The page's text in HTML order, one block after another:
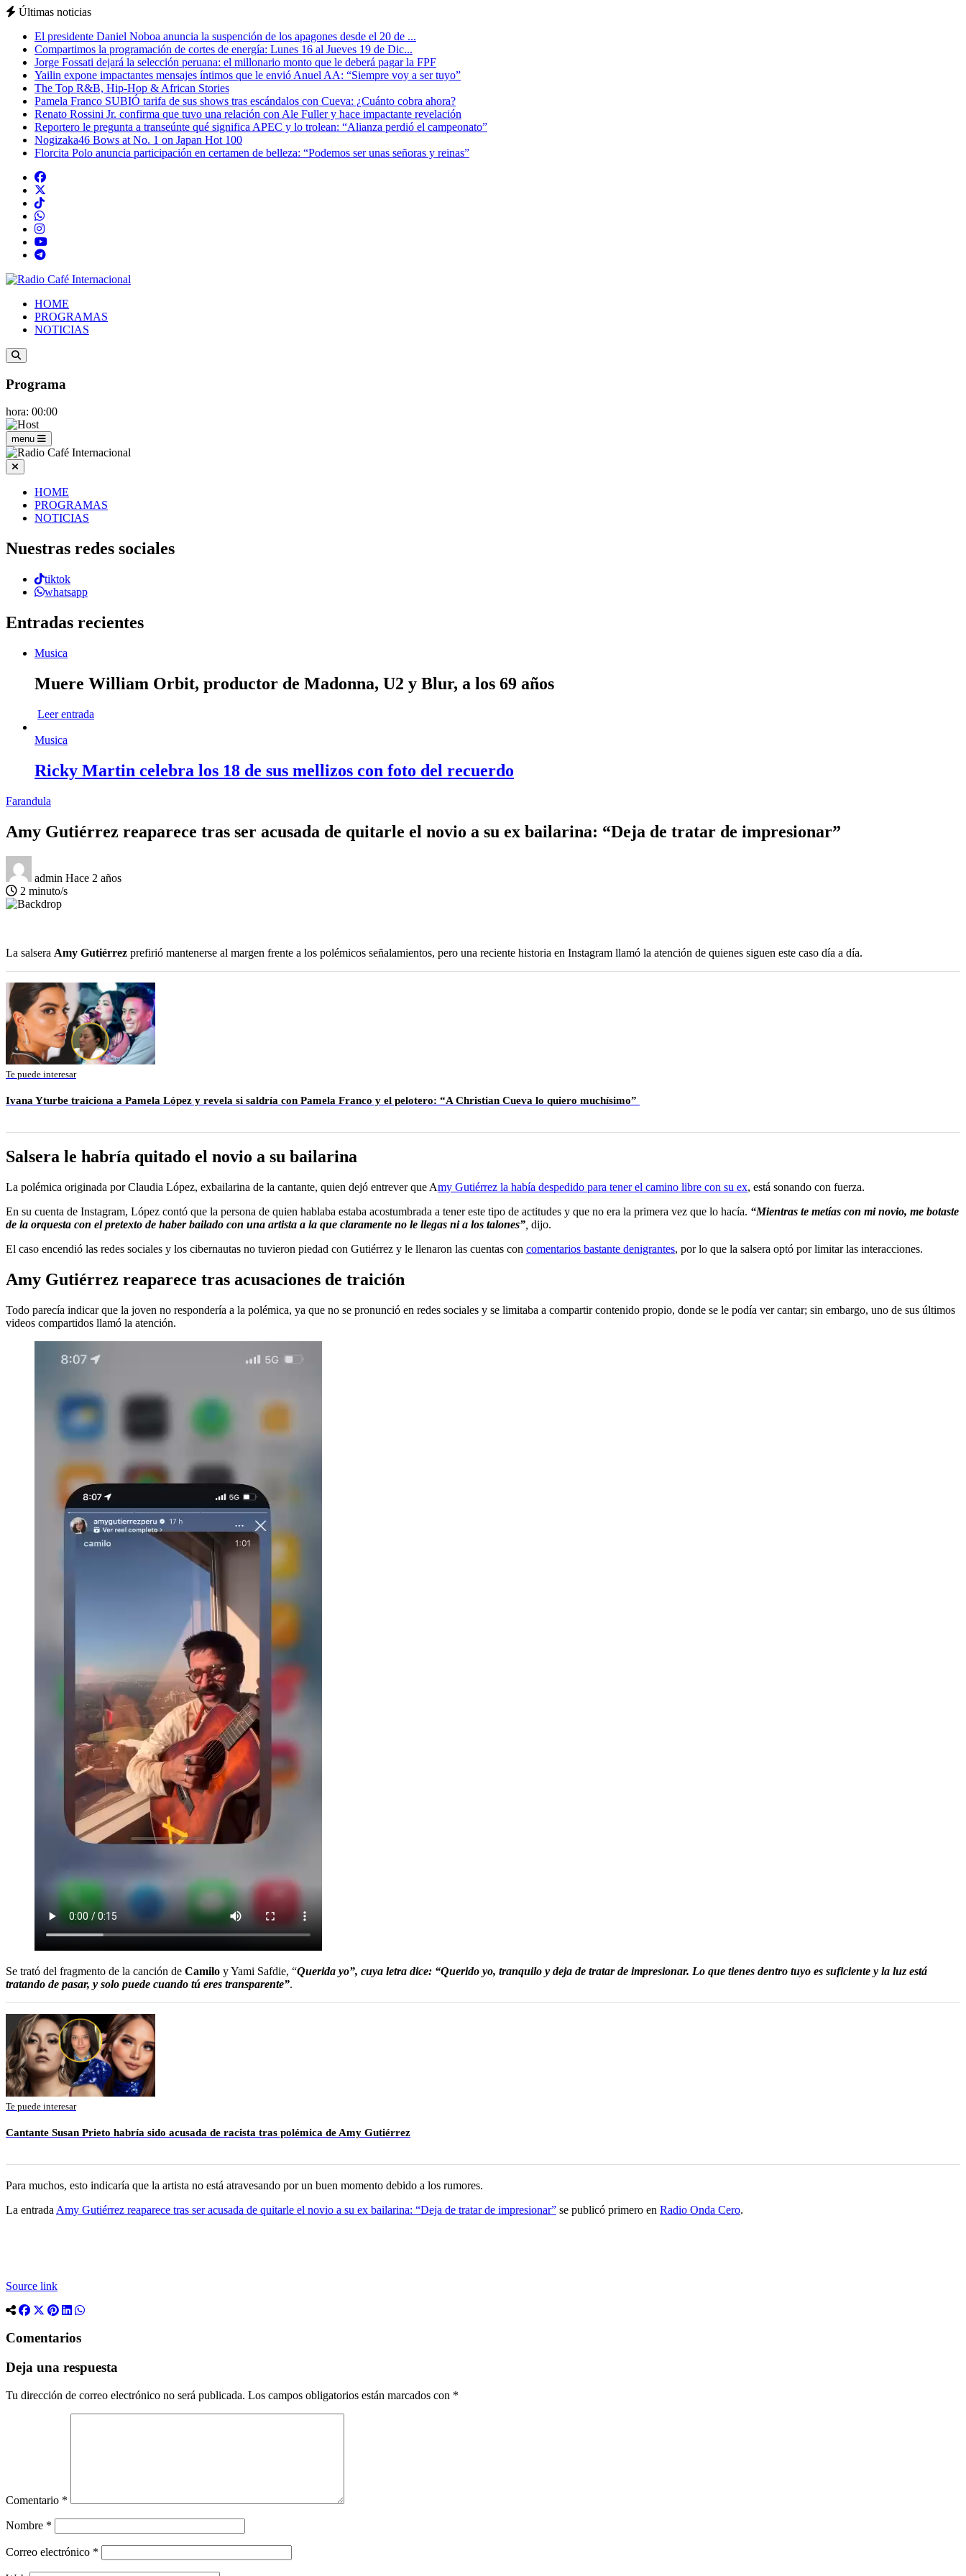
Últimas noticias
El presidente Daniel Noboa anuncia la suspención de los apagones desde el 20 de ...
Compartimos la programación de cortes de energía: Lunes 16 al Jueves 19 de Dic...
Jorge Fossati dejará la selección peruana: el millonario monto que le deberá pagar la FPF
Yailin expone impactantes mensajes íntimos que le envió Anuel AA: “Siempre voy a ser tuyo”
The Top R&B, Hip-Hop & African Stories
Pamela Franco SUBIÓ tarifa de sus shows tras escándalos con Cueva: ¿Cuánto cobra ahora?
Renato Rossini Jr. confirma que tuvo una relación con Ale Fuller y hace impactante revelación
Reportero le pregunta a transeúnte qué significa APEC y lo trolean: “Alianza perdió el campeonato”
Nogizaka46 Bows at No. 1 on Japan Hot 100
Florcita Polo anuncia participación en certamen de belleza: “Podemos ser unas señoras y reinas”
HOME
PROGRAMAS
NOTICIAS
Programa
hora: 00:00
menu
HOME
PROGRAMAS
NOTICIAS
Nuestras redes sociales
tiktok
whatsapp
Entradas recientes
Musica
Muere William Orbit, productor de Madonna, U2 y Blur, a los 69 años
Leer entrada
Musica
Ricky Martin celebra los 18 de sus mellizos con foto del recuerdo
Farandula
Amy Gutiérrez reaparece tras ser acusada de quitarle el novio a su ex bailarina: “Deja de tratar de impresionar”
admin Hace 2 años
2 minuto/s
La salsera Amy Gutiérrez prefirió mantenerse al margen frente a los polémicos señalamientos, pero una reciente historia en Instagram llamó la atención de quienes siguen este caso día a día.
Te puede interesar
Ivana Yturbe traiciona a Pamela López y revela si saldría con Pamela Franco y el pelotero: “A Christian Cueva lo quiero muchísimo”
Salsera le habría quitado el novio a su bailarina
La polémica originada por Claudia López, exbailarina de la cantante, quien dejó entrever que Amy Gutiérrez la había despedido para tener el camino libre con su ex, está sonando con fuerza.
En su cuenta de Instagram, López contó que la persona de quien hablaba estaba acostumbrada a tener este tipo de actitudes y que no era la primera vez que lo hacía. “Mientras te metías con mi novio, me botaste
de la orquesta con el pretexto de haber bailado con una artista a la que claramente no le llegas ni a los talones” dijo.
El caso encendió las redes sociales y los cibernautas no tuvieron piedad con Gutiérrez y le llenaron las cuentas con comentarios bastante denigrantes, por lo que la salsera optó por limitar las interacciones.
Amy Gutiérrez reaparece tras acusaciones de traición
Todo parecía indicar que la joven no respondería a la polémica, ya que no se pronunció en redes sociales y se limitaba a compartir contenido propio, donde se le podía ver cantar; sin embargo, uno de sus últimos
videos compartidos llamó la atención.
Se trató del fragmento de la canción de Camilo y Yami Safdie, “Querida yo”, cuya letra dice: “Querido yo, tranquilo y deja de tratar de impresionar. Lo que tienes dentro tuyo es suficiente y la luz está
tratando de pasar, y solo puede cuando tú eres transparente”.
Te puede interesar
Cantante Susan Prieto habría sido acusada de racista tras polémica de Amy Gutiérrez
Para muchos, esto indicaría que la artista no está atravesando por un buen momento debido a los rumores.
La entrada Amy Gutiérrez reaparece tras ser acusada de quitarle el novio a su ex bailarina: “Deja de tratar de impresionar” se publicó primero en Radio Onda Cero.
Source link
Comentarios
Deja una respuesta
Tu dirección de correo electrónico no será publicada. Los campos obligatorios están marcados con *
Comentario *
Nombre *
Correo electrónico *